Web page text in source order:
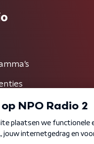
voorwaarden